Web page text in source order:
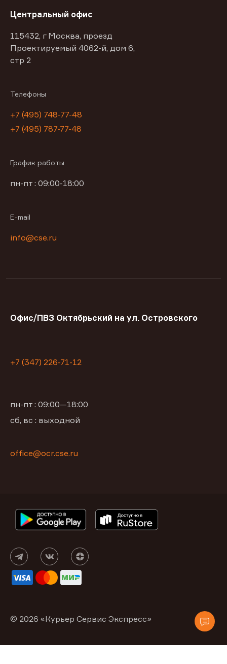
Центральный офис
115432, г Москва, проезд
Проектируемый 4062-й, дом 6,
стр 2
Телефоны
+7 (495) 748-77-48
+7 (495) 787-77-48
График работы
пн-пт : 09:00-18:00
E-mail
info@cse.ru
Офис/ПВЗ Октябрьский на ул. Островского
+7 (347) 226-71-12
пн-пт : 09:00—18:00
сб, вс : выходной
office@ocr.cse.ru
© 2026 «Курьер Сервис Экспресс»